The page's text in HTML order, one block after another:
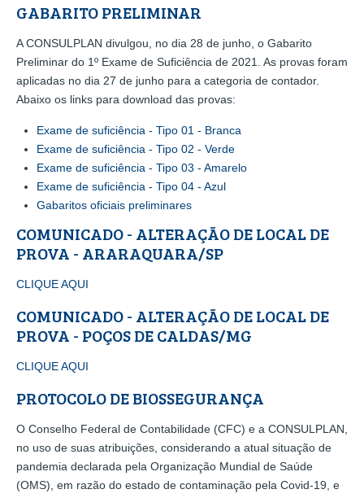
GABARITO PRELIMINAR
A CONSULPLAN divulgou, no dia 28 de junho, o Gabarito
Preliminar do 1º Exame de Suficiência de 2021. As provas foram
aplicadas no dia 27 de junho para a categoria de contador.
Abaixo os links para download das provas:
Exame de suficiência - Tipo 01 - Branca
Exame de suficiência - Tipo 02 - Verde
Exame de suficiência - Tipo 03 - Amarelo
Exame de suficiência - Tipo 04 - Azul
Gabaritos oficiais preliminares
COMUNICADO - ALTERAÇÃO DE LOCAL DE
PROVA - ARARAQUARA/SP
CLIQUE AQUI
COMUNICADO - ALTERAÇÃO DE LOCAL DE
PROVA - POÇOS DE CALDAS/MG
CLIQUE AQUI
PROTOCOLO DE BIOSSEGURANÇA
O Conselho Federal de Contabilidade (CFC) e a CONSULPLAN,
no uso de suas atribuições, considerando a atual situação de
pandemia declarada pela Organização Mundial de Saúde
(OMS), em razão do estado de contaminação pela Covid-19, e